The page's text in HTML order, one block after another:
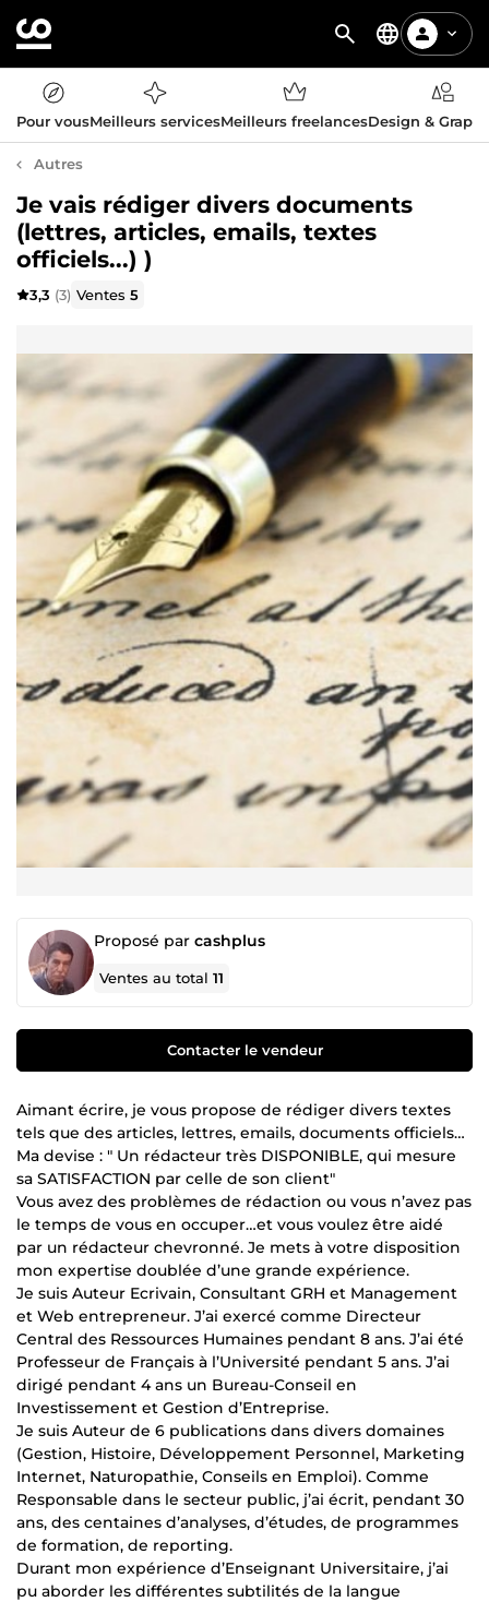
Pour vousMeilleurs servicesMeilleurs freelancesDesign &
Autres
Je vais rédiger divers documents
(lettres, articles, emails, textes
officiels...) )
3,3 (3) Ventes5
Proposé par cashplus
Ventes au total11
Contacter le vendeur
Aimant écrire, je vous propose de rédiger divers textes
tels que des articles, lettres, emails, documents officiels…
Ma devise : " Un rédacteur très DISPONIBLE, qui mesure
sa SATISFACTION par celle de son client"
Vous avez des problèmes de rédaction ou vous n’avez pas
le temps de vous en occuper…et vous voulez être aidé
par un rédacteur chevronné. Je mets à votre disposition
mon expertise doublée d’une grande expérience.
Je suis Auteur Ecrivain, Consultant GRH et Management
et Web entrepreneur. J’ai exercé comme Directeur
Central des Ressources Humaines pendant 8 ans. J’ai été
Professeur de Français à l’Université pendant 5 ans. J’ai
dirigé pendant 4 ans un Bureau-Conseil en
Investissement et Gestion d’Entreprise.
Je suis Auteur de 6 publications dans divers domaines
(Gestion, Histoire, Développement Personnel, Marketing
Internet, Naturopathie, Conseils en Emploi). Comme
Responsable dans le secteur public, j’ai écrit, pendant 30
ans, des centaines d’analyses, d’études, de programmes
de formation, de reporting.
Durant mon expérience d’Enseignant Universitaire, j’ai
pu aborder les différentes subtilités de la langue